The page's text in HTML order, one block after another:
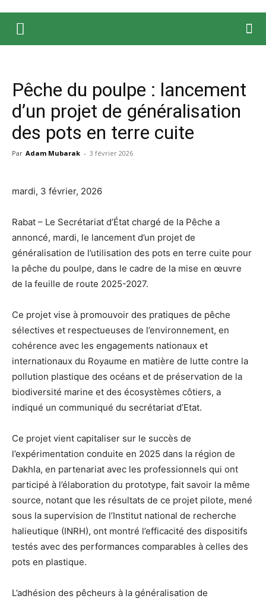
Pêche du poulpe : lancement
d’un projet de généralisation
des pots en terre cuite
Par Adam Mubarak - 3 février 2026
mardi, 3 février, 2026
Rabat – Le Secrétariat d’État chargé de la Pêche a
annoncé, mardi, le lancement d’un projet de
généralisation de l’utilisation des pots en terre cuite pour
la pêche du poulpe, dans le cadre de la mise en œuvre
de la feuille de route 2025-2027.
Ce projet vise à promouvoir des pratiques de pêche
sélectives et respectueuses de l’environnement, en
cohérence avec les engagements nationaux et
internationaux du Royaume en matière de lutte contre la
pollution plastique des océans et de préservation de la
biodiversité marine et des écosystèmes côtiers, a
indiqué un communiqué du secrétariat d’Etat.
Ce projet vient capitaliser sur le succès de
l’expérimentation conduite en 2025 dans la région de
Dakhla, en partenariat avec les professionnels qui ont
participé à l’élaboration du prototype, fait savoir la même
source, notant que les résultats de ce projet pilote, mené
sous la supervision de l’Institut national de recherche
halieutique (INRH), ont montré l’efficacité des dispositifs
testés avec des performances comparables à celles des
pots en plastique.
L’adhésion des pêcheurs à la généralisation de